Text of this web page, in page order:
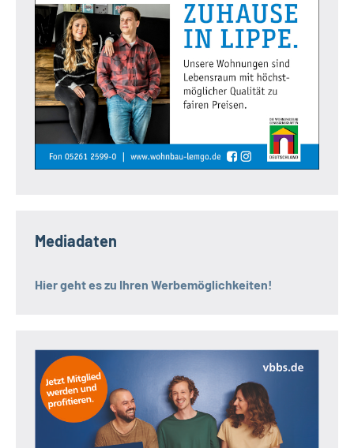
Mediadaten
Hier geht es zu Ihren Werbemöglichkeiten!